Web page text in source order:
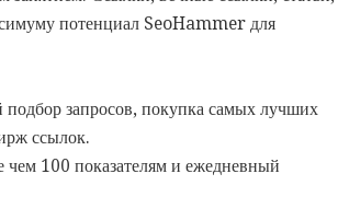
потенциал SeoHammer для
запросов, покупка самых лучших
ссылок.
чем 100 показателям и ежедневный